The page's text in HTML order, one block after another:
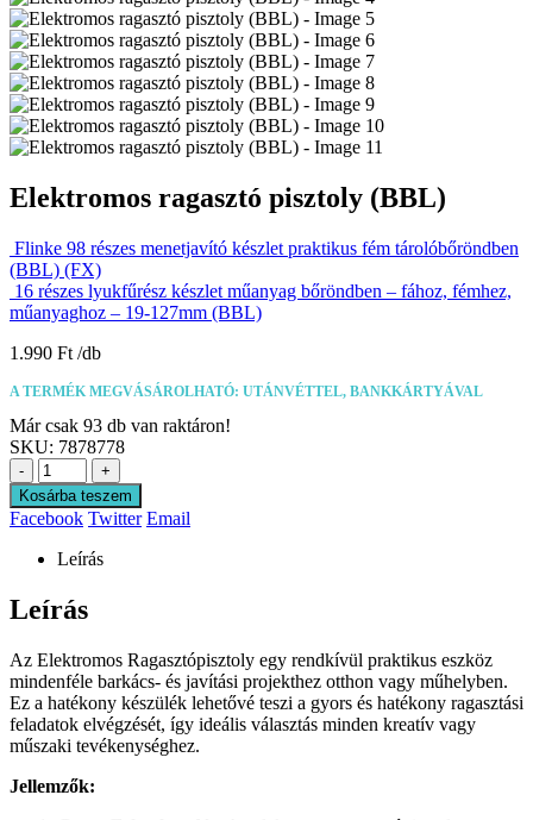
Elektromos ragasztó pisztoly (BBL)
Flinke 98 részes menetjavító készlet praktikus fém tárolóbőröndben
(BBL) (FX)
16 részes lyukfűrész készlet műanyag bőröndben – fához, fémhez,
műanyaghoz – 19-127mm (BBL)
1.990 Ft
A TERMÉK MEGVÁSÁROLHATÓ: UTÁNVÉTTEL, BANKKÁRTYÁVAL
Már csak 93 db van raktáron!
SKU: 7878778
-
+
Kosárba teszem
Facebook Twitter Email
Leírás
Leírás
Az Elektromos Ragasztópisztoly egy rendkívül praktikus eszköz
mindenféle barkács- és javítási projekthez otthon vagy műhelyben.
Ez a hatékony készülék lehetővé teszi a gyors és hatékony ragasztási
feladatok elvégzését, így ideális választás minden kreatív vagy
műszaki tevékenységhez.
Jellemzők: